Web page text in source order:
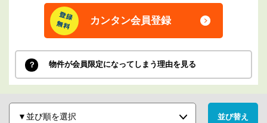
カンタン会員登録
物件が会員限定になってしまう理由を見る